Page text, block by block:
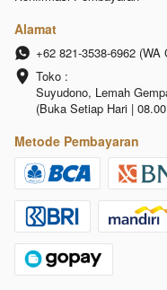
Alamat
+62 821-3538-6962 (WA
Toko :
Suyudono, Lemah
(Buka Setiap Hari |
Metode Pembayaran